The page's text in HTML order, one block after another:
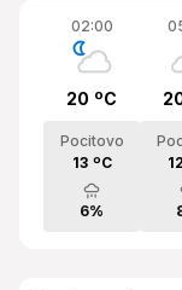
02:00
20 ºC
Pocitovo
13 ºC
6%